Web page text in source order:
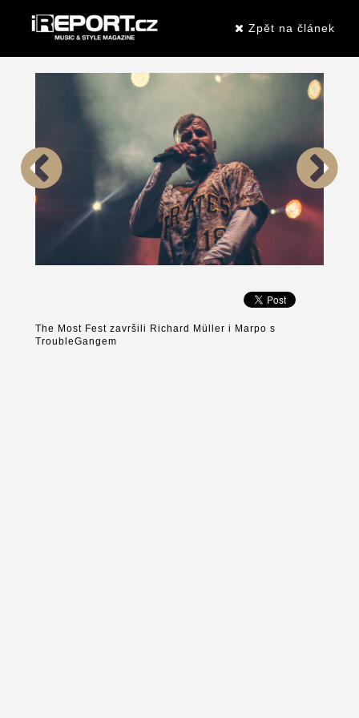
Zpět na článek
The Most Fest završili Richard Müller i Marpo s
TroubleGangem